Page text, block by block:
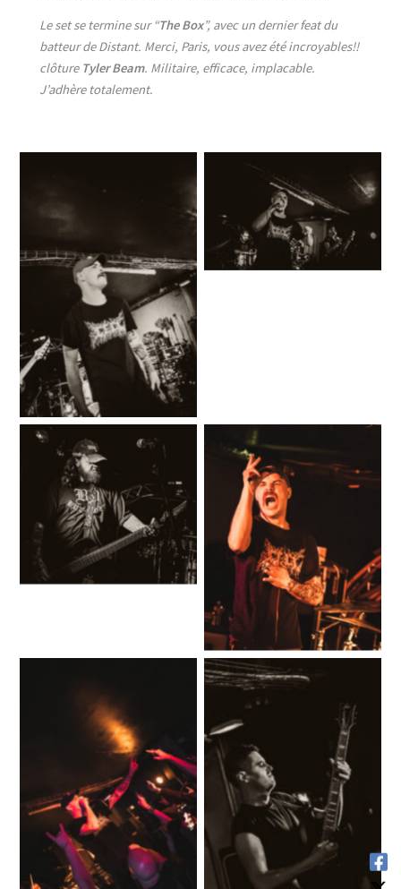
Le set se termine sur “The Box”, avec un dernier feat du
batteur de Distant. Merci, Paris, vous avez été incroyables!!
clôture Tyler Beam. Militaire, efficace, implacable.
J’adhère totalement.
No Caption
No Caption
No Caption
No Caption
No Caption
No Caption